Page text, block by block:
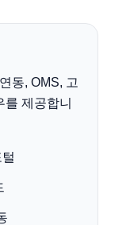
동, OMS, 고
제공합니